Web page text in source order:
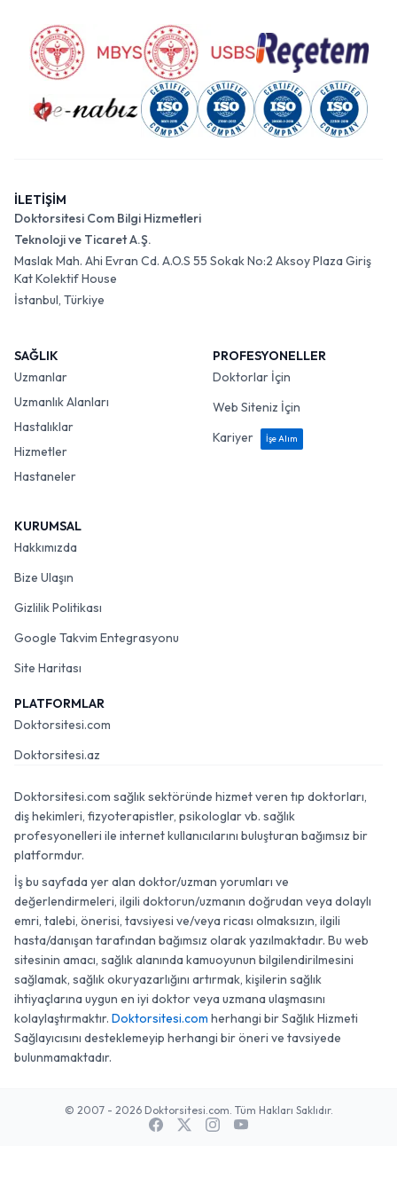
İLETİŞİM
Doktorsitesi Com Bilgi Hizmetleri
Teknoloji ve Ticaret A.Ş.
Maslak Mah. Ahi Evran Cd. A.O.S 55 Sokak No:2 Aksoy Plaza Giriş
Kat Kolektif House
İstanbul, Türkiye
SAĞLIK
Uzmanlar
Uzmanlık Alanları
Hastalıklar
Hizmetler
Hastaneler
PROFESYONELLER
Doktorlar İçin
Web Siteniz İçin
Kariyer
İşe Alım
KURUMSAL
Hakkımızda
Bize Ulaşın
Gizlilik Politikası
Google Takvim Entegrasyonu
Site Haritası
PLATFORMLAR
Doktorsitesi.com
Doktorsitesi.az
Doktorsitesi.com sağlık sektöründe hizmet veren tıp doktorları,
diş hekimleri, fizyoterapistler, psikologlar vb. sağlık
profesyonelleri ile internet kullanıcılarını buluşturan bağımsız bir
platformdur.
İş bu sayfada yer alan doktor/uzman yorumları ve
değerlendirmeleri, ilgili doktorun/uzmanın doğrudan veya dolaylı
emri, talebi, önerisi, tavsiyesi ve/veya ricası olmaksızın, ilgili
hasta/danışan tarafından bağımsız olarak yazılmaktadır. Bu web
sitesinin amacı, sağlık alanında kamuoyunun bilgilendirilmesini
sağlamak, sağlık okuryazarlığını artırmak, kişilerin sağlık
ihtiyaçlarına uygun en iyi doktor veya uzmana ulaşmasını
kolaylaştırmaktır. Doktorsitesi.com herhangi bir Sağlık Hizmeti
Sağlayıcısını desteklemeyip herhangi bir öneri ve tavsiyede
bulunmamaktadır.
© 2007 - 2026 Doktorsitesi.com. Tüm Hakları Saklıdır.